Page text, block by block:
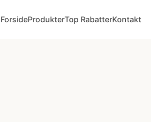
ForsideProdukterTop RabatterKontakt